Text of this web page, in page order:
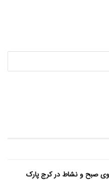
صبح و نشاط در کرج پارک